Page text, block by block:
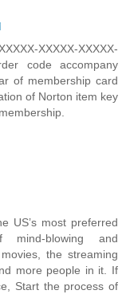
XXXXX-XXXXX-
code accompany
of membership card
of Norton item key
US’s most preferred
mind-blowing and
the streaming
more people in it. If
Start the process of